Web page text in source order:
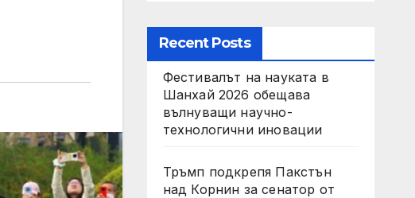
Recent Posts
Фестивалът на науката в
Шанхай 2026 обещава
вълнуващи научно-
технологични иновации
Тръмп подкрепя Пакстън
над Корнин за сенатор от